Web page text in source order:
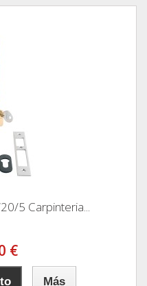
5 Carpinteria...
€
Más